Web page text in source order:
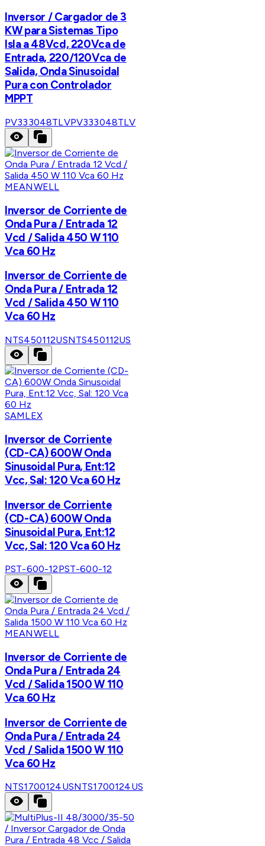
Inversor / Cargador de 3
KW para Sistemas Tipo
Isla a 48Vcd, 220Vca de
Entrada, 220/120Vca de
Salida, Onda Sinusoidal
Pura con Controlador
MPPT
PV333048TLVPV333048TLV
MEANWELL
Inversor de Corriente de
Onda Pura / Entrada 12
Vcd / Salida 450 W 110
Vca 60 Hz
Inversor de Corriente de
Onda Pura / Entrada 12
Vcd / Salida 450 W 110
Vca 60 Hz
NTS450112USNTS450112US
SAMLEX
Inversor de Corriente
(CD-CA) 600W Onda
Sinusoidal Pura, Ent:12
Vcc, Sal: 120 Vca 60 Hz
Inversor de Corriente
(CD-CA) 600W Onda
Sinusoidal Pura, Ent:12
Vcc, Sal: 120 Vca 60 Hz
PST-600-12PST-600-12
MEANWELL
Inversor de Corriente de
Onda Pura / Entrada 24
Vcd / Salida 1500 W 110
Vca 60 Hz
Inversor de Corriente de
Onda Pura / Entrada 24
Vcd / Salida 1500 W 110
Vca 60 Hz
NTS1700124USNTS1700124US